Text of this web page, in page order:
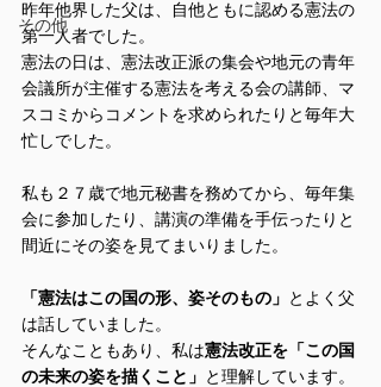
その他
昨年他界した父は、自他ともに認める憲法の
第一人者でした。
憲法の日は、憲法改正派の集会や地元の青年
会議所が主催する憲法を考える会の講師、マ
スコミからコメントを求められたりと毎年大
忙しでした。
私も２７歳で地元秘書を務めてから、毎年集
会に参加したり、講演の準備を手伝ったりと
間近にその姿を見てまいりました。
「憲法はこの国の形、姿そのもの」 とよく父
は話していました。
そんなこともあり、私は憲法改正を「この国
の未来の姿を描くこと」 と理解しています。